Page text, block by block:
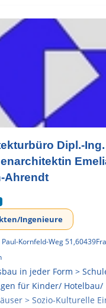
Dipl.-
Ahrendt
Ingenieure
Paul-Kornfeld-Weg 51,60439
in jeder Form >
für Kinder/ Hotelbau/
> Sozio-Kulturelle